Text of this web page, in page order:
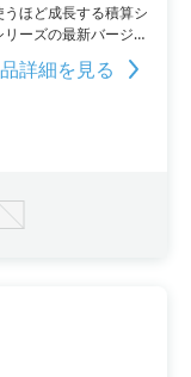
ほど成長する積算シ
ーズの最新バージョ
能に加え、設計書取
善など、正確でスピ
方式」にも対応。豊
タとしての蓄積、
詳細を見る